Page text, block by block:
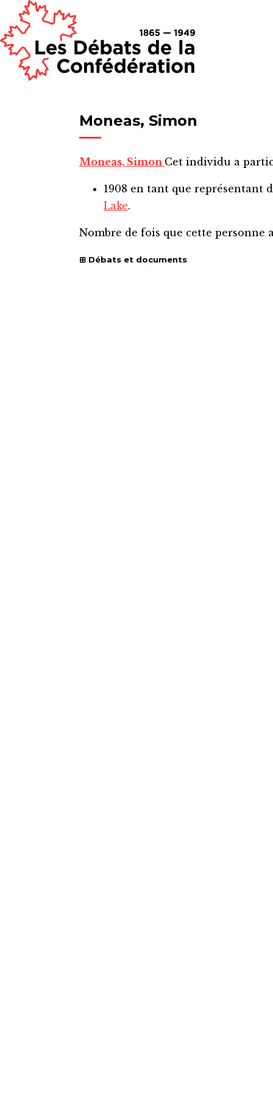
Moneas, Simon
Moneas, Simon Cet individu a
1908 en tant que représentant
Lake.
Nombre de fois que cette personne
Débats et documents